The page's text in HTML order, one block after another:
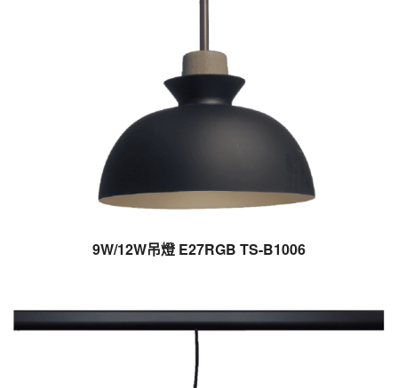
9W/12W吊燈 E27RGB TS-B1006